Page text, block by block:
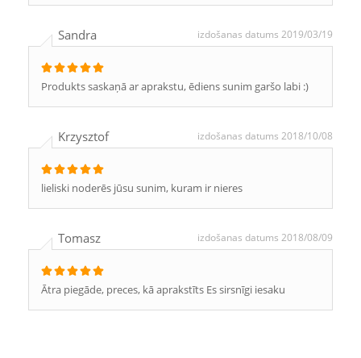
Sandra izdošanas datums 2019/03/19
Produkts saskaņā ar aprakstu, ēdiens sunim garšo labi :)
Krzysztof izdošanas datums 2018/10/08
lieliski noderēs jūsu sunim, kuram ir nieres
Tomasz izdošanas datums 2018/08/09
Ātra piegāde, preces, kā aprakstīts Es sirsnīgi iesaku